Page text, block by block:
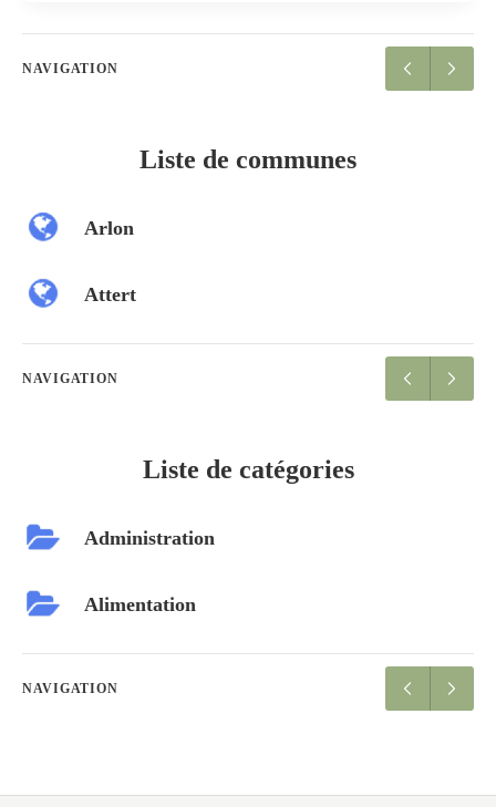
NAVIGATION
Liste de communes
Arlon
Attert
NAVIGATION
Liste de catégories
Administration
Alimentation
NAVIGATION